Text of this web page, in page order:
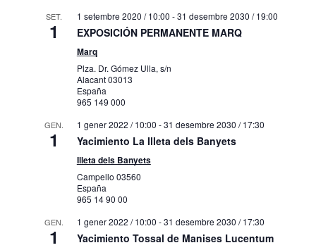
SET.
1
1 setembre 2020 / 10:00 -31 desembre 2030 / 19:00
EXPOSICIÓN PERMANENTE MARQ
Marq
Plza. Dr. Gómez Ulla, s/n
Alacant03013
España
965 149 000
GEN.
1
1 gener 2022 / 10:00 -31 desembre 2030 / 17:30
Yacimiento La Illeta dels Banyets
Illeta dels Banyets
Campello 03560
España
965 14 90 00
GEN.
1
1 gener 2022 / 10:00 -31 desembre 2030 / 17:30
Yacimiento Tossal de Manises Lucentum